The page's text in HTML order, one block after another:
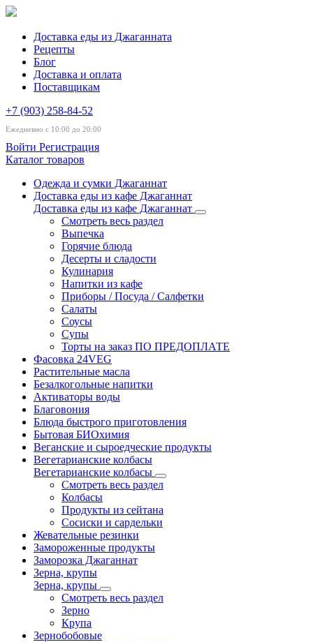
Доставка еды из Джаганната
Рецепты
Блог
Доставка и оплата
Поставщикам
+7 (903) 258-84-52
Ежедневно с 10:00 до 20:00
Войти Регистрация
Каталог товаров
Одежда и сумки Джаганнат
Доставка еды из кафе Джаганнат
Доставка еды из кафе Джаганнат
Смотреть весь раздел
Выпечка
Горячие блюда
Десерты и сладости
Кулинария
Напитки из кафе
Приборы / Посуда / Салфетки
Салаты
Соусы
Супы
Торты на заказ ПО ПРЕДОПЛАТЕ
Фасовка 24VEG
Растительные масла
Безалкогольные напитки
Активаторы воды
Благовония
Блюда быстрого приготовления
Бытовая БИОхимия
Веганские и сыроедческие продукты
Вегетарианские колбасы
Вегетарианские колбасы
Смотреть весь раздел
Колбасы
Продукты из сейтана
Сосиски и сардельки
Жевательные резинки
Замороженные продукты
Заморозка Джаганнат
Зерна, крупы
Зерна, крупы
Смотреть весь раздел
Зерно
Крупа
Зернобобовые